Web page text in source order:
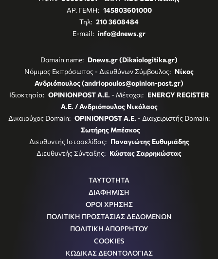
ΑΡ. ΓΕΜΗ: 145803601000
Τηλ: 210 3608484
E-mail: info@dnews.gr
Domain name: Dnews.gr (Dikaiologitika.gr)
Νόμιμος Εκπρόσωπος - Διευθύνων Σύμβουλος: Νίκος
Ανδριόπουλος (andriopoulos@opinion-post.gr)
Ιδιοκτησία: OPINIONPOST A.E. - Μέτοχοι: ENERGY REGISTER
Α.Ε. / Ανδριόπουλος Νικόλαος
Δικαιούχος Domain: OPINIONPOST A.E. - Διαχειριστής Domain:
Σωτήρης Μπέσκος
Διευθυντής Ιστοσελίδας: Παναγιώτης Ευθυμιάδης
Διευθυντής Σύνταξης: Κώστας Σαρρηκώστας
ΤΑΥΤΟΤΗΤΑ
ΔΙΑΦΗΜΙΣΗ
ΟΡΟΙ ΧΡΗΣΗΣ
ΠΟΛΙΤΙΚΗ ΠΡΟΣΤΑΣΙΑΣ ΔΕΔΟΜΕΝΩΝ
ΠΟΛΙΤΙΚΗ ΑΠΟΡΡΗΤΟΥ
COOKIES
ΚΩΔΙΚΑΣ ΔΕΟΝΤΟΛΟΓΙΑΣ